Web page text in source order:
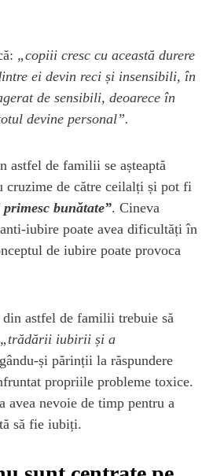
„copiii cresc cu această durere
ei devin reci și insensibili, în
de sensibili, deoarece în
devine personal”.
astfel de familii se așteaptă
cruzime de către ceilalți și pot fi
bunătate”. Cineva
iubire poate avea dificultăți în
de iubire poate provoca
din astfel de familii trebuie să
„trădării iubirii și a
și părinții la răspundere
propriile probleme toxice.
avea nevoie de timp pentru a
să fie iubiți.